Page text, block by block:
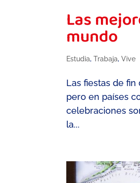
Las
mundo
Estudia,Trabaja,Vive
Las fiestas de
pero en países
celebraciones
la...